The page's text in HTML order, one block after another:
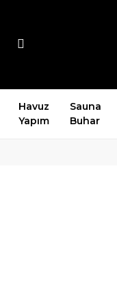
Havuz
Yapım
Sauna
Buhar